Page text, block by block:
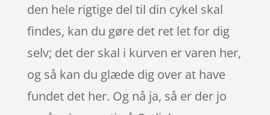
den hele rigtige del til din cykel skal
findes, kan du gøre det ret let for dig
selv; det der skal i kurven er varen her,
og så kan du glæde dig over at have
fundet det her. Og nå ja, så er der jo